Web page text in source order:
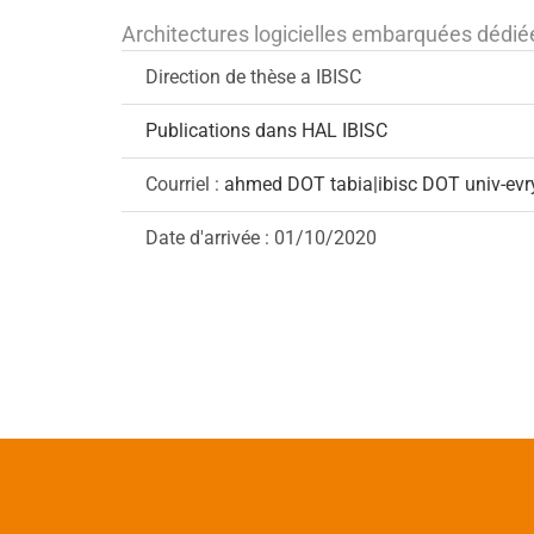
Architectures logicielles embarquées
Direction de thèse a IBISC
Publications dans HAL IBISC
Courriel : ahmed DOT tabia|ibisc DOT univ-
Date d'arrivée : 01/10/2020